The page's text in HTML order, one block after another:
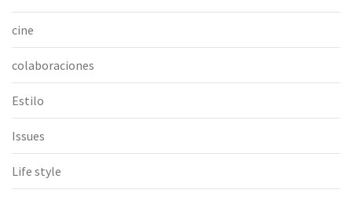
cine
colaboraciones
Estilo
Issues
Life style